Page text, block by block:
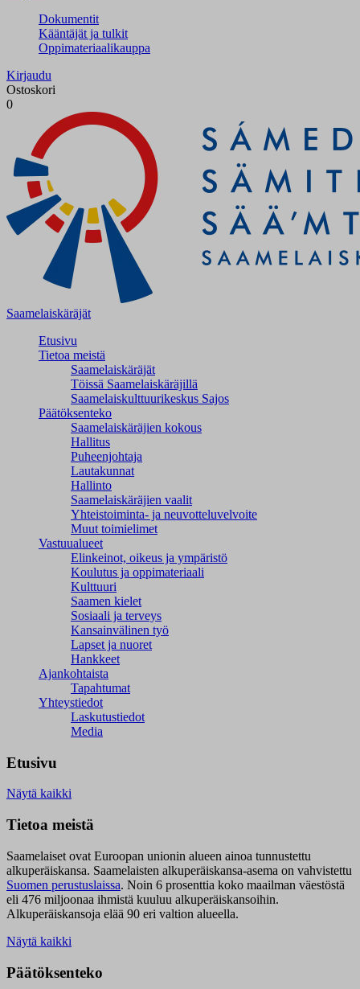
Dokumentit
Kääntäjät ja tulkit
Oppimateriaalikauppa
Kirjaudu
Ostoskori
0
Saamelaiskäräjät
Etusivu
Tietoa meistä
Saamelaiskäräjät
Töissä Saamelaiskäräjillä
Saamelaiskulttuuri­keskus Sajos
Päätöksenteko
Saamelaiskäräjien kokous
Hallitus
Puheenjohtaja
Lautakunnat
Hallinto
Saamelaiskäräjien vaalit
Yhteistoiminta- ja neuvotteluvelvoite
Muut toimielimet
Vastuualueet
Elinkeinot, oikeus ja ympäristö
Koulutus ja oppimateriaali
Kulttuuri
Saamen kielet
Sosiaali ja terveys
Kansainvälinen työ
Lapset ja nuoret
Hankkeet
Ajankohtaista
Tapahtumat
Yhteystiedot
Laskutustiedot
Media
Etusivu
Näytä kaikki
Tietoa meistä
Saamelaiset ovat Euroopan unionin alueen ainoa tunnustettu
alkuperäiskansa. Saamelaisten alkuperäiskansa-asema on vahvistettu
Suomen perustuslaissa. Noin 6 prosenttia koko maailman väestöstä
eli 476 miljoonaa ihmistä kuuluu alkuperäiskansoihin.
Alkuperäiskansoja elää 90 eri valtion alueella.
Näytä kaikki
Päätöksenteko